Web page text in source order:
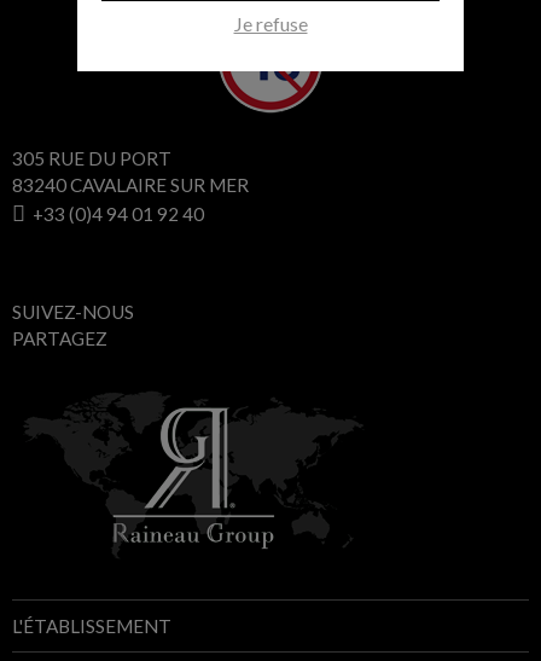
305 RUE DU PORT
83240 CAVALAIRE SUR MER
+33 (0)4 94 01 92 40
SUIVEZ-NOUS
PARTAGEZ
L'ÉTABLISSEMENT
Je refuse